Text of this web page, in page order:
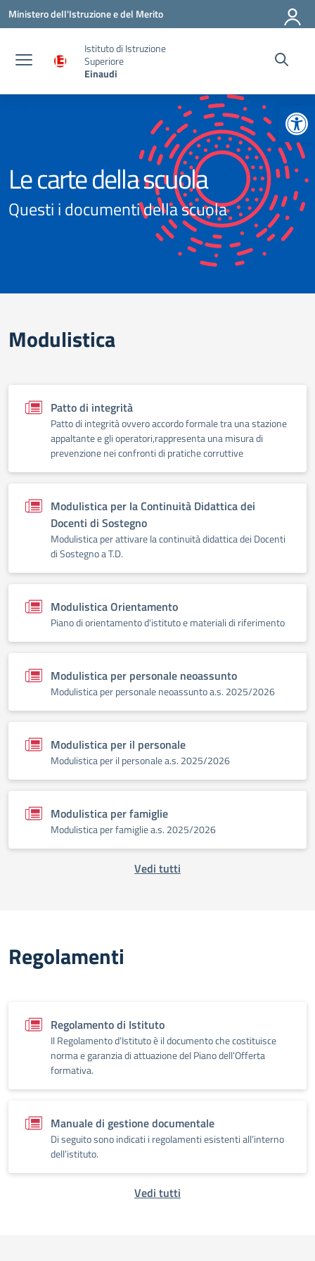
Vai ai contenuti
Vai al menu di navigazione
Vai al footer
Ministero dell'Istruzione e del Merito
Istituto di Istruzione
Superiore
Einaudi
Le carte della scuola
Questi i documenti della scuola
Modulistica
Patto di integrità
Patto di integrità ovvero accordo formale tra una stazione
appaltante e gli operatori,rappresenta una misura di
prevenzione nei confronti di pratiche corruttive
Modulistica per la Continuità Didattica dei
Docenti di Sostegno
Modulistica per attivare la continuità didattica dei Docenti
di Sostegno a T.D.
Modulistica Orientamento
Piano di orientamento d'istituto e materiali di riferimento
Modulistica per personale neoassunto
Modulistica per personale neoassunto a.s. 2025/2026
Modulistica per il personale
Modulistica per il personale a.s. 2025/2026
Modulistica per famiglie
Modulistica per famiglie a.s. 2025/2026
Vedi tutti
Regolamenti
Regolamento di Istituto
Il Regolamento d’Istituto è il documento che costituisce
norma e garanzia di attuazione del Piano dell’Offerta
formativa.
Manuale di gestione documentale
Di seguito sono indicati i regolamenti esistenti all’interno
dell’istituto.
Vedi tutti